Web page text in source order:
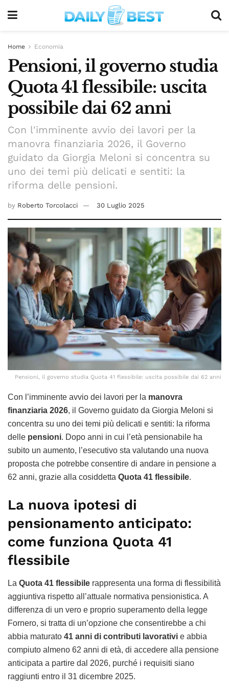
Home Economia
Pensioni, il governo studia
Quota 41 flessibile: uscita
possibile dai 62 anni
Con l'imminente avvio dei lavori per la
manovra finanziaria 2026, il Governo
guidato da Giorgia Meloni si concentra su
uno dei temi più delicati e sentiti: la
riforma delle pensioni.
by Roberto Torcolacci 30 Luglio 2025
Pensioni, il governo studia Quota 41 flessibile: uscita possibile dai 62 anni
Con l’imminente avvio dei lavori per la manovra
finanziaria 2026, il Governo guidato da Giorgia Meloni si
concentra su uno dei temi più delicati e sentiti: la riforma
delle pensioni. Dopo anni in cui l’età pensionabile ha
subito un aumento, l’esecutivo sta valutando una nuova
proposta che potrebbe consentire di andare in pensione a
62 anni, grazie alla cosiddetta Quota 41 flessibile.
La nuova ipotesi di
pensionamento anticipato:
come funziona Quota 41
flessibile
La Quota 41 flessibile rappresenta una forma di flessibilità
aggiuntiva rispetto all’attuale normativa pensionistica. A
differenza di un vero e proprio superamento della legge
Fornero, si tratta di un’opzione che consentirebbe a chi
abbia maturato 41 anni di contributi lavorativi e abbia
compiuto almeno 62 anni di età, di accedere alla pensione
anticipata a partire dal 2026, purché i requisiti siano
raggiunti entro il 31 dicembre 2025.